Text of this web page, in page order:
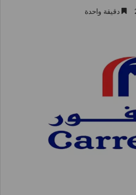
دقيقة واحدة